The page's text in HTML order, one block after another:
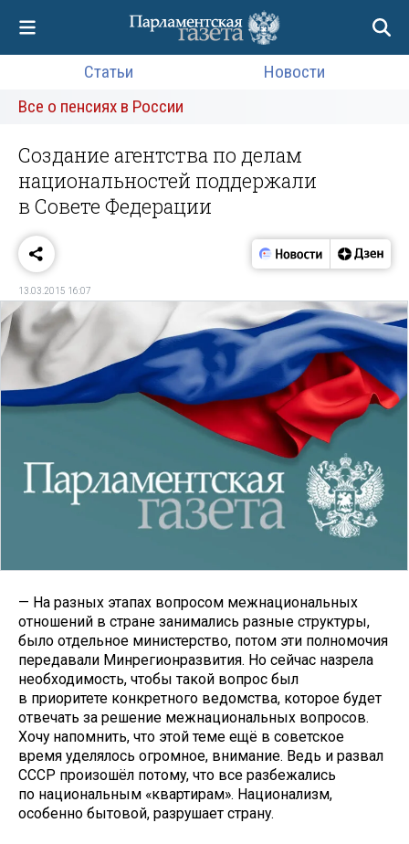
Статьи
Новости
Все о пенсиях в России
Создание агентства по делам
национальностей поддержали
в Совете Федерации
13.03.2015 16:07
— На разных этапах вопросом межнациональных
отношений в стране занимались разные структуры,
было отдельное министерство, потом эти полномочия
передавали Минрегионразвития. Но сейчас назрела
необходимость, чтобы такой вопрос был
в приоритете конкретного ведомства, которое будет
отвечать за решение межнациональных вопросов.
Хочу напомнить, что этой теме ещё в советское
время уделялось огромное, внимание. Ведь и развал
СССР произошёл потому, что все разбежались
по национальным «квартирам». Национализм,
особенно бытовой, разрушает страну.